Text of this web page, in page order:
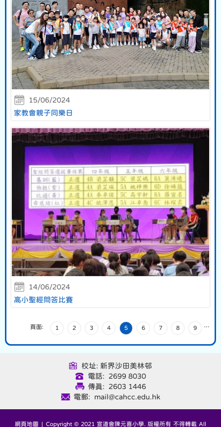
15/06/2024
家教會親子同樂日
14/06/2024
高小聖經問答比賽
頁面: 1 2 3 4 5 6 7 8 9 …
校址: 新界沙田美林邨
電話: 2699 8030
傳真: 2603 1446
電郵: mail@cahcc.edu.hk
網頁地圖 | Copyright © 2021 宣道會陳元喜小學. 版權所有 不得轉載 All